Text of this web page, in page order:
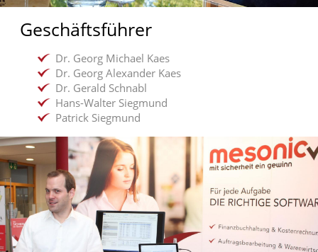
Geschäftsführer
Dr. Georg Michael Kaes
Dr. Georg Alexander Kaes
Dr. Gerald Schnabl
Hans-Walter Siegmund
Patrick Siegmund